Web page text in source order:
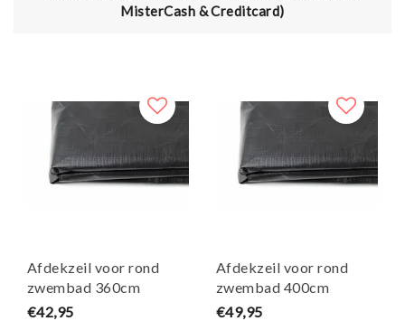
& Creditcard)
Afdekzeil voor rond
zwembad 360cm
(zeilmaat 420)
€42,95
Afdekzeil voor rond
zwembad 400cm
(zeilmaat 460)
€49,95